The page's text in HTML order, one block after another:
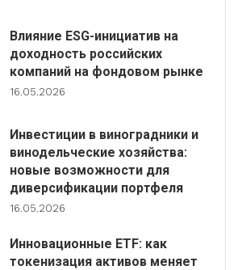
Влияние ESG-инициатив на
доходность российских
компаний на фондовом рынке
16.05.2026
Инвестиции в виноградники и
винодельческие хозяйства:
новые возможности для
диверсификации портфеля
16.05.2026
Инновационные ETF: как
токенизация активов меняет